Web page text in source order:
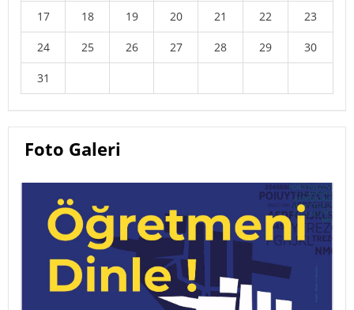
17 18 19 20 21 22 23
24 25 26 27 28 29 30
31
Foto Galeri